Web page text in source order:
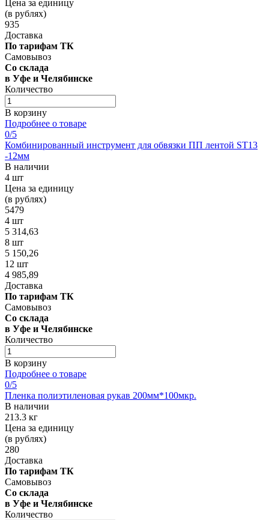
Цена за единицу
(в рублях)
935
Доставка
По тарифам ТК
Самовывоз
Со склада
в Уфе и Челябинске
Количество
В корзину
Подробнее о товаре
0/5
Комбинированный инструмент для обвязки ПП лентой ST13
-12мм
В наличии
4 шт
Цена за единицу
(в рублях)
5479
4 шт
5 314,63
8 шт
5 150,26
12 шт
4 985,89
Доставка
По тарифам ТК
Самовывоз
Со склада
в Уфе и Челябинске
Количество
В корзину
Подробнее о товаре
0/5
Пленка полиэтиленовая рукав 200мм*100мкр.
В наличии
213.3 кг
Цена за единицу
(в рублях)
280
Доставка
По тарифам ТК
Самовывоз
Со склада
в Уфе и Челябинске
Количество